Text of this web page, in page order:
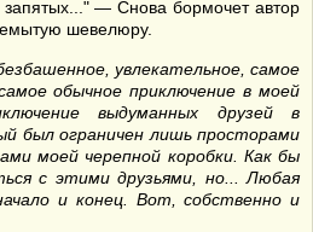
запятых..." — Снова бормочет автор
шевелюру.
увлекательное, самое
обычное приключение в моей
выдуманных друзей в
был ограничен лишь просторами
моей черепной коробки. Как бы
с этими друзьями, но... Любая
и конец. Вот, собственно и